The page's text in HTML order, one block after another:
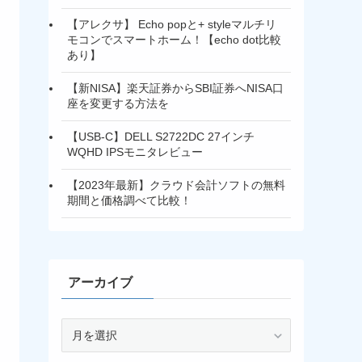
【アレクサ】 Echo popと+ styleマルチリ
モコンでスマートホーム！【echo dot比較
あり】
【新NISA】楽天証券からSBI証券へNISA口
座を変更する方法を
【USB-C】DELL S2722DC 27インチ
WQHD IPSモニタレビュー
【2023年最新】クラウド会計ソフトの無料
期間と価格調べて比較！
アーカイブ